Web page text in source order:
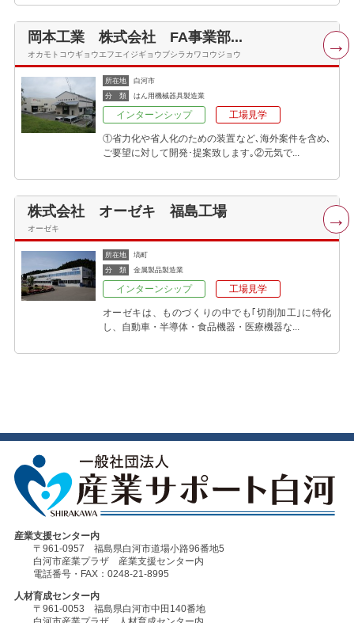
岡本工業 株式会社 FA事業部...
オカモトコウギョウエフエイジギョウブシラカワコウジョウ
所在地
白河市
分 類
はん用機械器具製造業
インターンシップ 工場見学
①省力化や省人化のための装置など､海外案件を含め､
ご要望に対して開発･提案致します｡②元気で...
株式会社 オーゼキ 福島工場
オーゼキ
所在地
塙町
分 類
金属製品製造業
インターンシップ 工場見学
オーゼキは、ものづくりの中でも｢切削加工｣に特化
し、自動車・半導体・食品機器・医療機器な...
産業支援センター内
〒961-0957 福島県白河市道場小路96番地5
白河市産業プラザ 産業支援センター内
電話番号・FAX：0248-21-8995
人材育成センター内
〒961-0053 福島県白河市中田140番地